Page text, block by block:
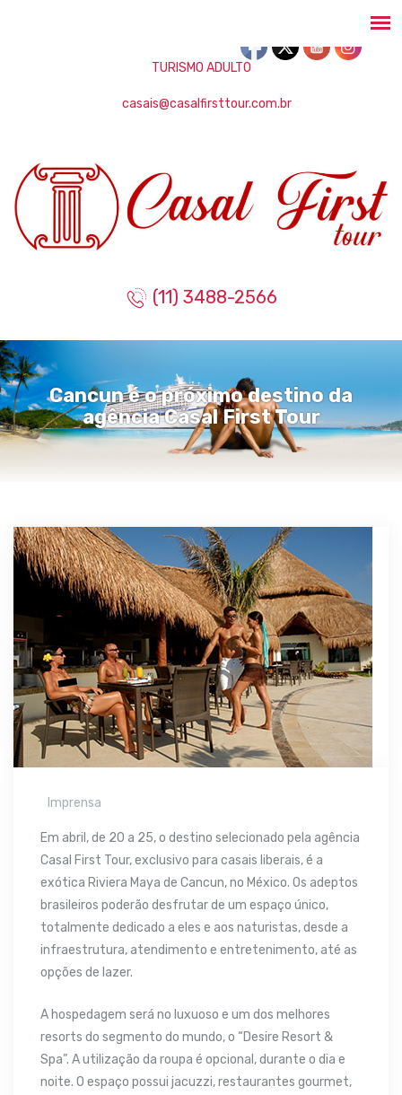
TURISMO ADULTO
casais@casalfirsttour.com.br
(11) 3488-2566
Cancun é o próximo destino da
agência Casal First Tour
Imprensa
Em abril, de 20 a 25, o destino selecionado pela agência
Casal First Tour, exclusivo para casais liberais, é a
exótica Riviera Maya de Cancun, no México. Os adeptos
brasileiros poderão desfrutar de um espaço único,
totalmente dedicado a eles e aos naturistas, desde a
infraestrutura, atendimento e entretenimento, até as
opções de lazer.
A hospedagem será no luxuoso e um dos melhores
resorts do segmento do mundo, o “Desire Resort &
Spa”. A utilização da roupa é opcional, durante o dia e
noite. O espaço possui jacuzzi, restaurantes gourmet,